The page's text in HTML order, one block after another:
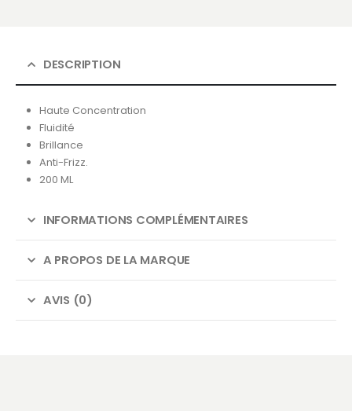
DESCRIPTION
Haute Concentration
Fluidité
Brillance
Anti-Frizz.
200 ML
INFORMATIONS COMPLÉMENTAIRES
A PROPOS DE LA MARQUE
AVIS (0)